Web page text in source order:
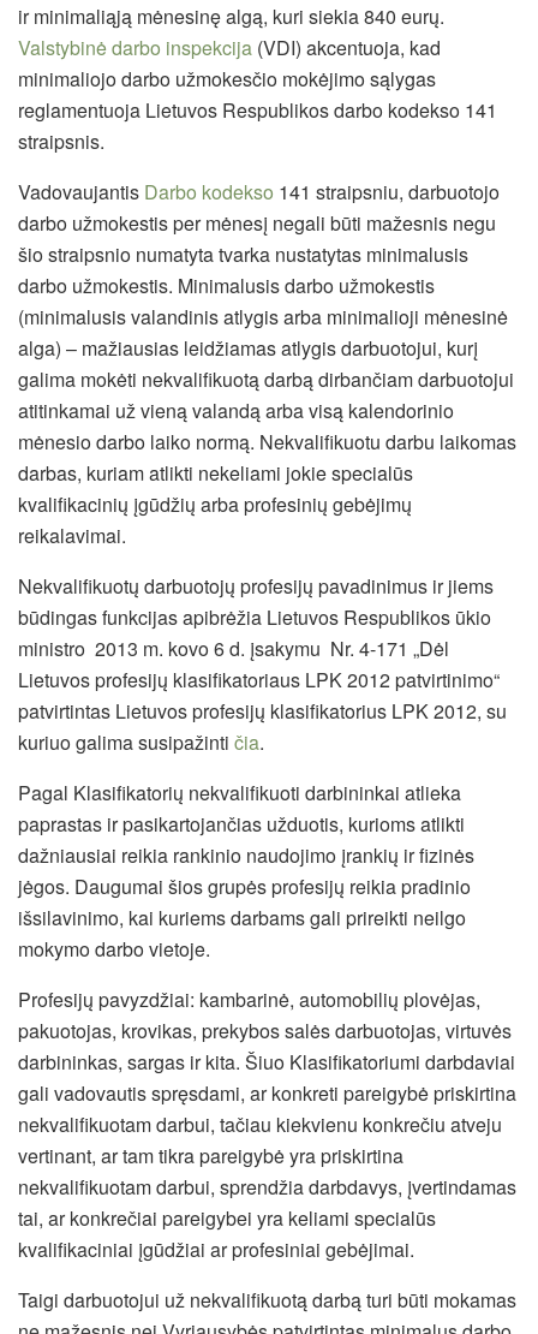
ir minimaliąją mėnesinę algą, kuri siekia 840 eurų.
Valstybinė darbo inspekcija (VDI) akcentuoja, kad
minimaliojo darbo užmokesčio mokėjimo sąlygas
reglamentuoja Lietuvos Respublikos darbo kodekso 141
straipsnis.
Vadovaujantis Darbo kodekso 141 straipsniu, darbuotojo
darbo užmokestis per mėnesį negali būti mažesnis negu
šio straipsnio numatyta tvarka nustatytas minimalusis
darbo užmokestis. Minimalusis darbo užmokestis
(minimalusis valandinis atlygis arba minimalioji mėnesinė
alga) – mažiausias leidžiamas atlygis darbuotojui, kurį
galima mokėti nekvalifikuotą darbą dirbančiam darbuotojui
atitinkamai už vieną valandą arba visą kalendorinio
mėnesio darbo laiko normą. Nekvalifikuotu darbu laikomas
darbas, kuriam atlikti nekeliami jokie specialūs
kvalifikacinių įgūdžių arba profesinių gebėjimų
reikalavimai.
Nekvalifikuotų darbuotojų profesijų pavadinimus ir jiems
būdingas funkcijas apibrėžia Lietuvos Respublikos ūkio
ministro 2013 m. kovo 6 d. įsakymu Nr. 4-171 „Dėl
Lietuvos profesijų klasifikatoriaus LPK 2012 patvirtinimo“
patvirtintas Lietuvos profesijų klasifikatorius LPK 2012, su
kuriuo galima susipažinti čia.
Pagal Klasifikatorių nekvalifikuoti darbininkai atlieka
paprastas ir pasikartojančias užduotis, kurioms atlikti
dažniausiai reikia rankinio naudojimo įrankių ir fizinės
jėgos. Daugumai šios grupės profesijų reikia pradinio
išsilavinimo, kai kuriems darbams gali prireikti neilgo
mokymo darbo vietoje.
Profesijų pavyzdžiai: kambarinė, automobilių plovėjas,
pakuotojas, krovikas, prekybos salės darbuotojas, virtuvės
darbininkas, sargas ir kita. Šiuo Klasifikatoriumi darbdaviai
gali vadovautis spręsdami, ar konkreti pareigybė priskirtina
nekvalifikuotam darbui, tačiau kiekvienu konkrečiu atveju
vertinant, ar tam tikra pareigybė yra priskirtina
nekvalifikuotam darbui, sprendžia darbdavys, įvertindamas
tai, ar konkrečiai pareigybei yra keliami specialūs
kvalifikaciniai įgūdžiai ar profesiniai gebėjimai.
Taigi darbuotojui už nekvalifikuotą darbą turi būti mokamas